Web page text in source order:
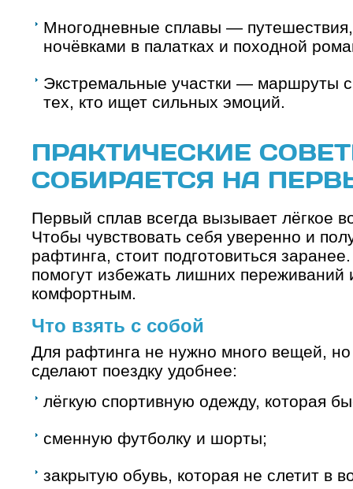
Многодневные сплавы — путешествия,
ночёвками в палатках и походной
Экстремальные участки — маршруты
тех, кто ищет сильных эмоций.
ПРАКТИЧЕСКИЕ
СОБИРАЕТСЯ НА
Первый сплав всегда вызывает лёгкое
Чтобы чувствовать себя уверенно и
рафтинга, стоит подготовиться
помогут избежать лишних переживаний
комфортным.
Что взять с собой
Для рафтинга не нужно много вещей, но
сделают поездку удобнее:
лёгкую спортивную одежду, которая
сменную футболку и шорты;
закрытую обувь, которая не слетит в